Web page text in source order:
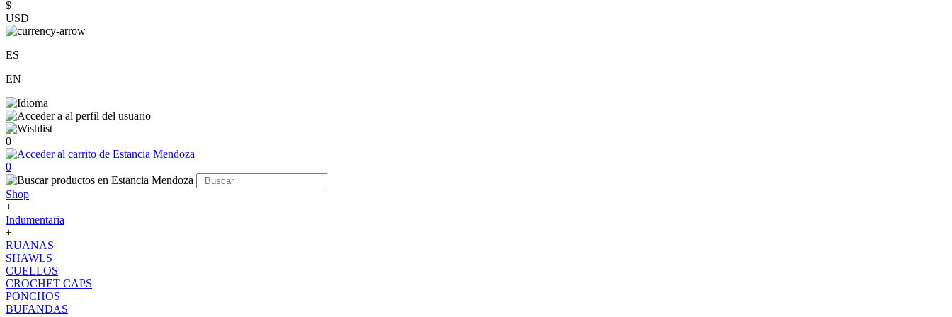
$
USD
ES
EN
0
0
Shop
+
Indumentaria
+
RUANAS
SHAWLS
CUELLOS
CROCHET CAPS
PONCHOS
BUFANDAS